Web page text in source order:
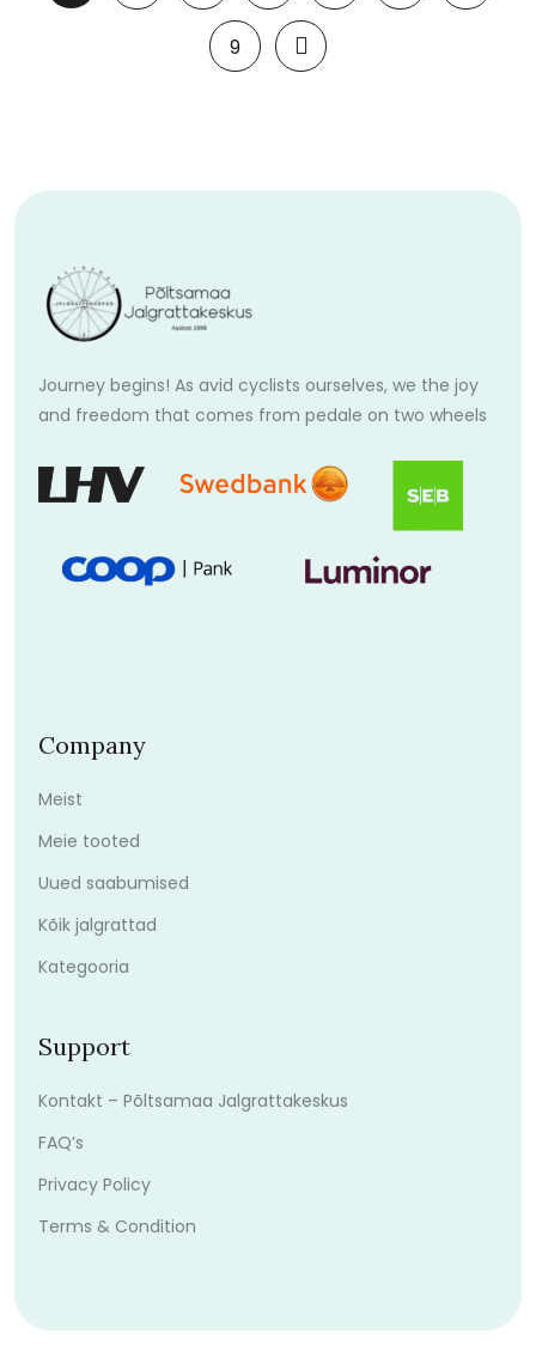
9
Journey begins! As avid cyclists ourselves, we the joy
and freedom that comes from pedale on two wheels
Company
Meist
Meie tooted
Uued saabumised
Kõik jalgrattad
Kategooria
Support
Kontakt – Põltsamaa Jalgrattakeskus
FAQ’s
Privacy Policy
Terms & Condition